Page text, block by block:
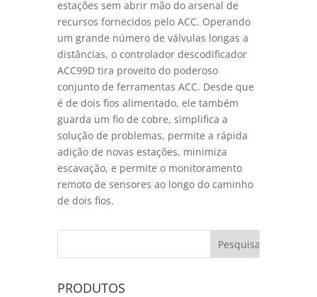
estações sem abrir mão do arsenal de
recursos fornecidos pelo ACC. Operando
um grande número de válvulas longas a
distâncias, o controlador descodificador
ACC99D tira proveito do poderoso
conjunto de ferramentas ACC. Desde que
é de dois fios alimentado, ele também
guarda um fio de cobre, simplifica a
solução de problemas, permite a rápida
adição de novas estações, minimiza
escavação, e permite o monitoramento
remoto de sensores ao longo do caminho
de dois fios.
PRODUTOS